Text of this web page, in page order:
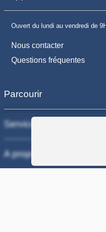
Ouvert du lundi au vendredi de
Nous contacter
Questions fréquentes
Parcourir
Services
A propos